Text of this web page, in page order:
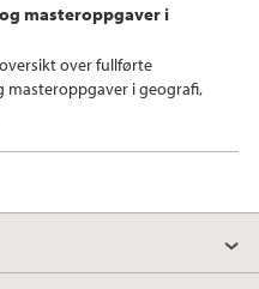
masteroppgaver i
over fullførte
masteroppgaver i geografi,